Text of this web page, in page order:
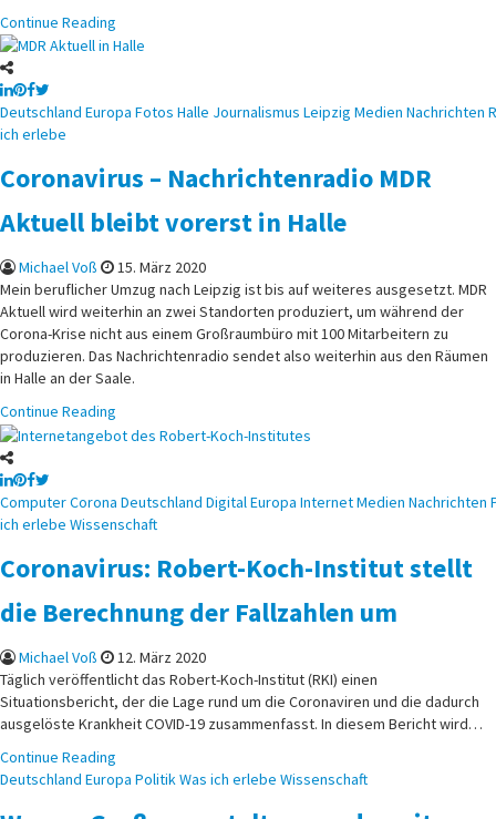
Continue Reading
Posted
in
Deutschland Europa Fotos Halle Journalismus Leipzig Medien Nachrichten
ich erlebe
Coronavirus – Nachrichtenradio MDR
Aktuell bleibt vorerst in Halle
Michael Voß
15. März 2020
Mein beruflicher Umzug nach Leipzig ist bis auf weiteres ausgesetzt. MDR
Aktuell wird weiterhin an zwei Standorten produziert, um während der
Corona-Krise nicht aus einem Großraumbüro mit 100 Mitarbeitern zu
produzieren. Das Nachrichtenradio sendet also weiterhin aus den Räumen
in Halle an der Saale.
Continue Reading
Posted
in
ComputerCorona Deutschland DigitalEuropa InternetMedien Nachrichten
ich erlebe Wissenschaft
Coronavirus: Robert-Koch-Institut stellt
die Berechnung der Fallzahlen um
Michael Voß
12. März 2020
Täglich veröffentlicht das Robert-Koch-Institut (RKI) einen
Situationsbericht, der die Lage rund um die Coronaviren und die dadurch
ausgelöste Krankheit COVID-19 zusammenfasst. In diesem Bericht wird…
Continue Reading
Posted
Deutschland Europa PolitikWas ich erlebe Wissenschaft